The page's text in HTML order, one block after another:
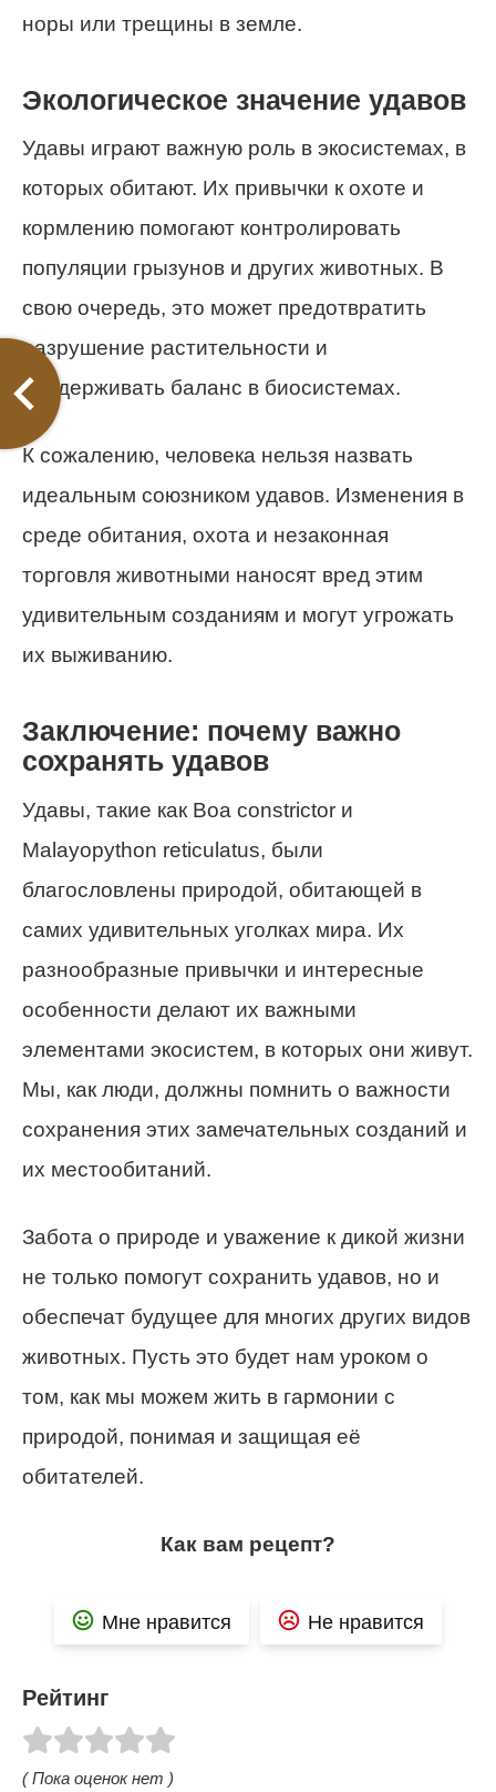
норы или трещины в земле.
Экологическое значение удавов
Удавы играют важную роль в экосистемах, в
которых обитают. Их привычки к охоте и
кормлению помогают контролировать
популяции грызунов и других животных. В
свою очередь, это может предотвратить
разрушение растительности и
поддерживать баланс в биосистемах.
К сожалению, человека нельзя назвать
идеальным союзником удавов. Изменения в
среде обитания, охота и незаконная
торговля животными наносят вред этим
удивительным созданиям и могут угрожать
их выживанию.
Заключение: почему важно
сохранять удавов
Удавы, такие как Boa constrictor и
Malayopython reticulatus, были
благословлены природой, обитающей в
самих удивительных уголках мира. Их
разнообразные привычки и интересные
особенности делают их важными
элементами экосистем, в которых они живут.
Мы, как люди, должны помнить о важности
сохранения этих замечательных созданий и
их местообитаний.
Забота о природе и уважение к дикой жизни
не только помогут сохранить удавов, но и
обеспечат будущее для многих других видов
животных. Пусть это будет нам уроком о
том, как мы можем жить в гармонии с
природой, понимая и защищая её
обитателей.
Как вам рецепт?
Мне нравится Не нравится
Рейтинг
( Пока оценок нет )